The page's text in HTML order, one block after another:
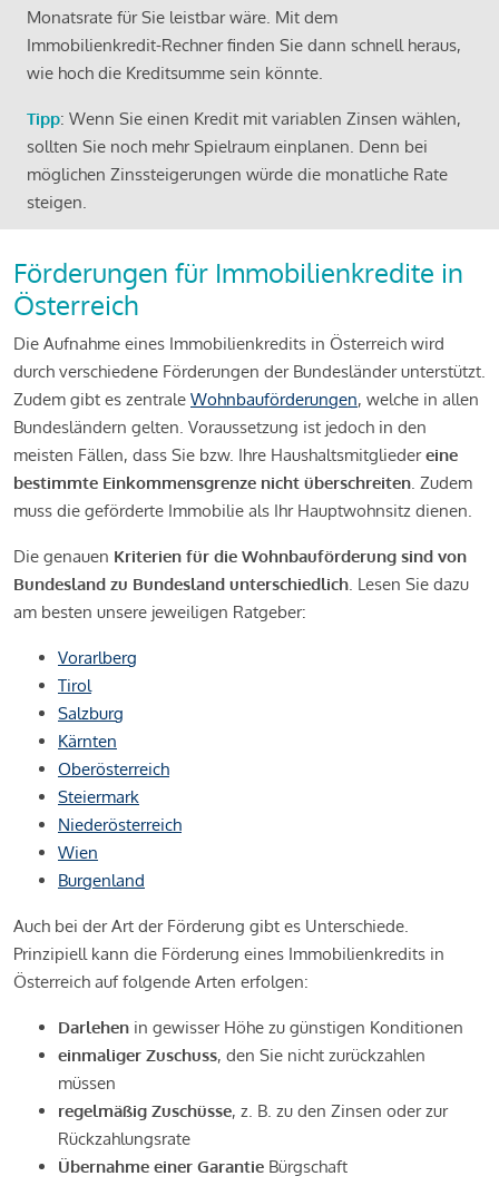
Monatsrate für Sie leistbar wäre. Mit dem
Immobilienkredit-Rechner finden Sie dann schnell heraus,
wie hoch die Kreditsumme sein könnte.
Tipp: Wenn Sie einen Kredit mit variablen Zinsen wählen,
sollten Sie noch mehr Spielraum einplanen. Denn bei
möglichen Zinssteigerungen würde die monatliche Rate
steigen.
Förderungen für Immobilienkredite in
Österreich
Die Aufnahme eines Immobilienkredits in Österreich wird
durch verschiedene Förderungen der Bundesländer unterstützt.
Zudem gibt es zentrale Wohnbauförderungen, welche in allen
Bundesländern gelten. Voraussetzung ist jedoch in den
meisten Fällen, dass Sie bzw. Ihre Haushaltsmitgliedereine
bestimmte Einkommensgrenze nicht überschreiten. Zudem
muss die geförderte Immobilie als Ihr Hauptwohnsitz dienen.
Die genauen Kriterien für die Wohnbauförderung sind von
Bundesland zu Bundesland unterschiedlich. Lesen Sie dazu
am besten unsere jeweiligen Ratgeber:
Vorarlberg
Tirol
Salzburg
Kärnten
Oberösterreich
Steiermark
Niederösterreich
Wien
Burgenland
Auch bei der Art der Förderung gibt es Unterschiede.
Prinzipiell kann die Förderung eines Immobilienkredits in
Österreich auf folgende Arten erfolgen:
Darlehen in gewisser Höhe zu günstigen Konditionen
einmaliger Zuschuss, den Sie nicht zurückzahlen
müssen
regelmäßig Zuschüsse, z. B. zu den Zinsen oder zur
Rückzahlungsrate
Übernahme einer Garantie Bürgschaft